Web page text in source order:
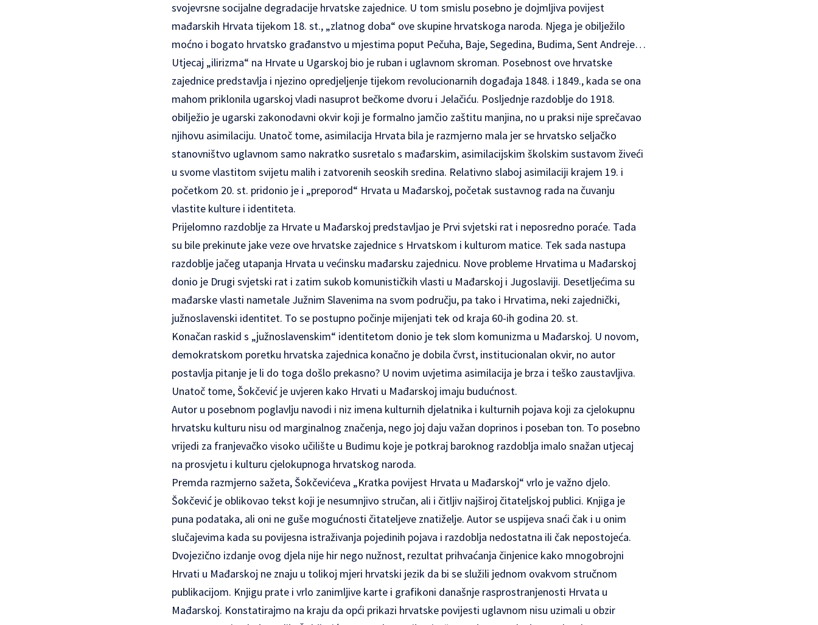
svojevrsne socijalne degradacije hrvatske zajednice. U tom smislu posebno je dojmljiva povijest
mađarskih Hrvata tijekom 18. st., „zlatnog doba“ ove skupine hrvatskoga naroda. Njega je obilježilo
moćno i bogato hrvatsko građanstvo u mjestima poput Pečuha, Baje, Segedina, Budima, Sent Andreje…
Utjecaj „ilirizma“ na Hrvate u Ugarskoj bio je ruban i uglavnom skroman. Posebnost ove hrvatske
zajednice predstavlja i njezino opredjeljenje tijekom revolucionarnih događaja 1848. i 1849., kada se ona
mahom priklonila ugarskoj vladi nasuprot bečkome dvoru i Jelačiću. Posljednje razdoblje do 1918.
obilježio je ugarski zakonodavni okvir koji je formalno jamčio zaštitu manjina, no u praksi nije sprečavao
njihovu asimilaciju. Unatoč tome, asimilacija Hrvata bila je razmjerno mala jer se hrvatsko seljačko
stanovništvo uglavnom samo nakratko susretalo s mađarskim, asimilacijskim školskim sustavom živeći
u svome vlastitom svijetu malih i zatvorenih seoskih sredina. Relativno slaboj asimilaciji krajem 19. i
početkom 20. st. pridonio je i „preporod“ Hrvata u Mađarskoj, početak sustavnog rada na čuvanju
vlastite kulture i identiteta.
Prijelomno razdoblje za Hrvate u Mađarskoj predstavljao je Prvi svjetski rat i neposredno poraće. Tada
su bile prekinute jake veze ove hrvatske zajednice s Hrvatskom i kulturom matice. Tek sada nastupa
razdoblje jačeg utapanja Hrvata u većinsku mađarsku zajednicu. Nove probleme Hrvatima u Mađarskoj
donio je Drugi svjetski rat i zatim sukob komunističkih vlasti u Mađarskoj i Jugoslaviji. Desetljećima su
mađarske vlasti nametale Južnim Slavenima na svom području, pa tako i Hrvatima, neki zajednički,
južnoslavenski identitet. To se postupno počinje mijenjati tek od kraja 60-ih godina 20. st.
Konačan raskid s „južnoslavenskim“ identitetom donio je tek slom komunizma u Mađarskoj. U novom,
demokratskom poretku hrvatska zajednica konačno je dobila čvrst, institucionalan okvir, no autor
postavlja pitanje je li do toga došlo prekasno? U novim uvjetima asimilacija je brza i teško zaustavljiva.
Unatoč tome, Šokčević je uvjeren kako Hrvati u Mađarskoj imaju budućnost.
Autor u posebnom poglavlju navodi i niz imena kulturnih djelatnika i kulturnih pojava koji za cjelokupnu
hrvatsku kulturu nisu od marginalnog značenja, nego joj daju važan doprinos i poseban ton. To posebno
vrijedi za franjevačko visoko učilište u Budimu koje je potkraj baroknog razdoblja imalo snažan utjecaj
na prosvjetu i kulturu cjelokupnoga hrvatskog naroda.
Premda razmjerno sažeta, Šokčevićeva „Kratka povijest Hrvata u Mađarskoj“ vrlo je važno djelo.
Šokčević je oblikovao tekst koji je nesumnjivo stručan, ali i čitljiv najširoj čitateljskoj publici. Knjiga je
puna podataka, ali oni ne guše mogućnosti čitateljeve znatiželje. Autor se uspijeva snaći čak i u onim
slučajevima kada su povijesna istraživanja pojedinih pojava i razdoblja nedostatna ili čak nepostojeća.
Dvojezično izdanje ovog djela nije hir nego nužnost, rezultat prihvaćanja činjenice kako mnogobrojni
Hrvati u Mađarskoj ne znaju u tolikoj mjeri hrvatski jezik da bi se služili jednom ovakvom stručnom
publikacijom. Knjigu prate i vrlo zanimljive karte i grafikoni današnje rasprostranjenosti Hrvata u
Mađarskoj. Konstatirajmo na kraju da opći prikazi hrvatske povijesti uglavnom nisu uzimali u obzir